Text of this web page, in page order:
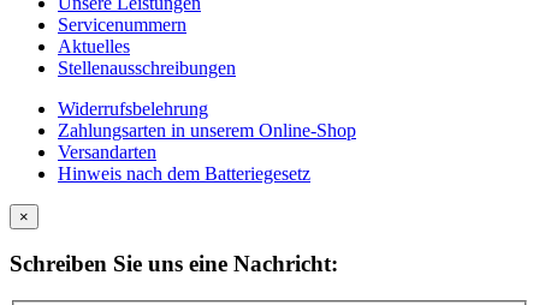
Servicenummern
Aktuelles
Stellenausschreibungen
Widerrufsbelehrung
Zahlungsarten in unserem Online-Shop
Versandarten
Hinweis nach dem Batteriegesetz
×
Schreiben Sie uns eine Nachricht: